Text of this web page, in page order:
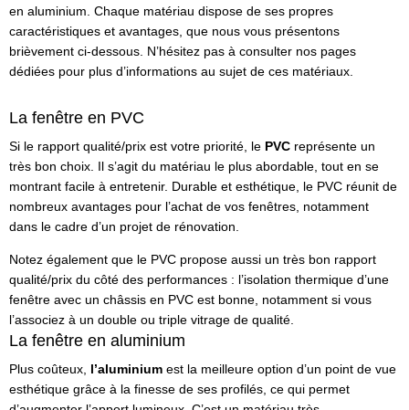
en aluminium. Chaque matériau dispose de ses propres
caractéristiques et avantages, que nous vous présentons
brièvement ci-dessous. N’hésitez pas à consulter nos pages
dédiées pour plus d’informations au sujet de ces matériaux.
La fenêtre en PVC
Si le rapport qualité/prix est votre priorité, le PVC représente un
très bon choix. Il s’agit du matériau le plus abordable, tout en se
montrant facile à entretenir. Durable et esthétique, le PVC réunit de
nombreux avantages pour l’achat de vos fenêtres, notamment
dans le cadre d’un projet de rénovation.
Notez également que le PVC propose aussi un très bon rapport
qualité/prix du côté des performances : l’isolation thermique d’une
fenêtre avec un châssis en PVC est bonne, notamment si vous
l’associez à un double ou triple vitrage de qualité.
La fenêtre en aluminium
Plus coûteux, l’aluminium est la meilleure option d’un point de vue
esthétique grâce à la finesse de ses profilés, ce qui permet